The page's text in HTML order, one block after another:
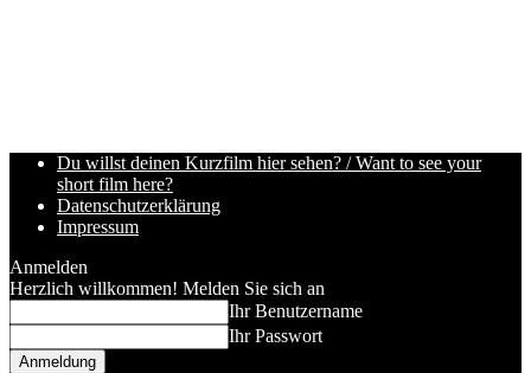
Du willst deinen Kurzfilm hier sehen? / Want to see your
short film here?
Datenschutzerklärung
Impressum
Anmelden
Herzlich willkommen! Melden Sie sich an
Ihr Benutzername
Ihr Passwort